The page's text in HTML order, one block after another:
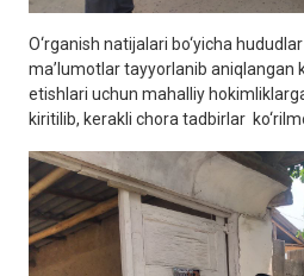
O‘rganish natijalari bo‘yicha
ma’lumotlar tayyorlanib
etishlari uchun mahalliy
kiritilib, kerakli chora tadbirlar